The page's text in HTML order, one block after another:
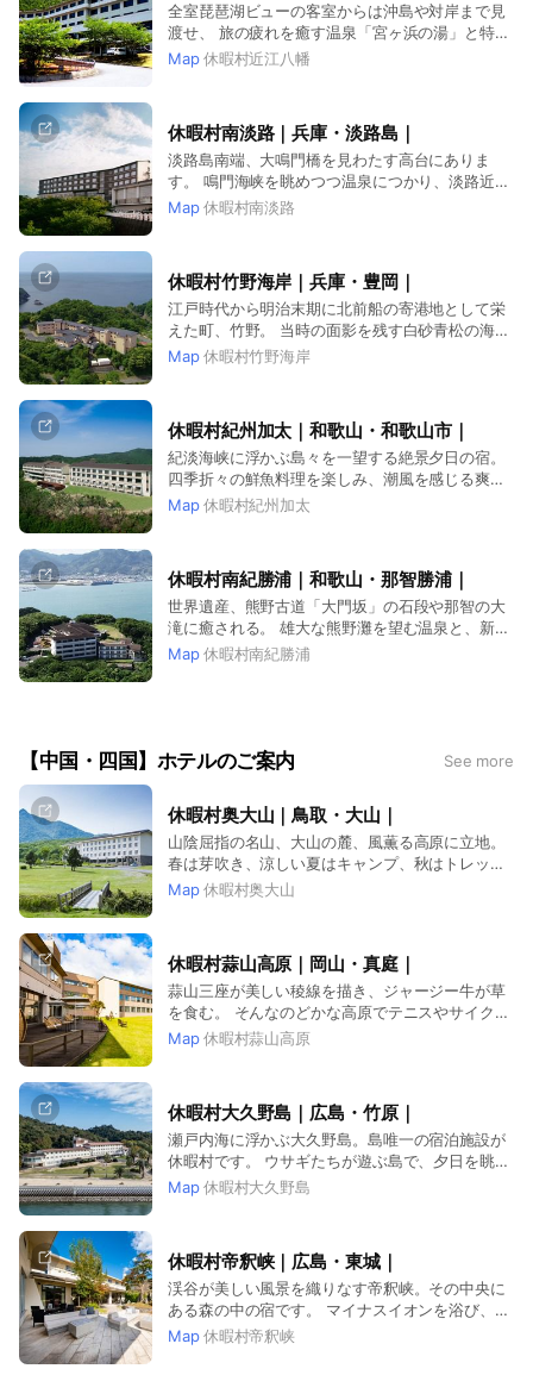
全室琵琶湖ビューの客室からは沖島や対岸まで見
渡せ、 旅の疲れを癒す温泉「宮ヶ浜の湯」と特産
のブランド牛「近江牛」が非日常へといざないま
Map 休暇村近江八幡
休暇村南淡路｜兵庫・淡路島｜
淡路島南端、大鳴門橋を見わたす高台にありま
す。 鳴門海峡を眺めつつ温泉につかり、淡路近海
の新鮮な旬の魚介を味わいつくす。
Map 休暇村南淡路
休暇村竹野海岸｜兵庫・豊岡｜
江戸時代から明治末期に北前船の寄港地として栄
えた町、竹野。 当時の面影を残す白砂青松の海岸
は、今も訪れる人を魅了します。
Map 休暇村竹野海岸
休暇村紀州加太｜和歌山・和歌山市｜
紀淡海峡に浮かぶ島々を一望する絶景夕日の宿。
四季折々の鮮魚料理を楽しみ、潮風を感じる爽や
かなひと時をお過ごしください。
Map 休暇村紀州加太
休暇村南紀勝浦｜和歌山・那智勝浦｜
世界遺産、熊野古道「大門坂」の石段や那智の大
滝に癒される。 雄大な熊野灘を望む温泉と、新鮮
な海や山の幸で至福の一時を。
Map 休暇村南紀勝浦
【中国・四国】ホテルのご案内 See more
休暇村奥大山｜鳥取・大山｜
山陰屈指の名山、大山の麓、風薫る高原に立地。
春は芽吹き、涼しい夏はキャンプ、秋はトレッキ
ング、冬はスキーを楽しめます。
Map 休暇村奥大山
休暇村蒜山高原｜岡山・真庭｜
蒜山三座が美しい稜線を描き、ジャージー牛が草
を食む。 そんなのどかな高原でテニスやサイクリ
ングと温泉をお楽しみください。
Map 休暇村蒜山高原
休暇村大久野島｜広島・竹原｜
瀬戸内海に浮かぶ大久野島。島唯一の宿泊施設が
休暇村です。 ウサギたちが遊ぶ島で、夕日を眺め
ながら温泉につかり、海の幸を堪能。
Map 休暇村大久野島
休暇村帝釈峡｜広島・東城｜
渓谷が美しい風景を織りなす帝釈峡。その中央に
ある森の中の宿です。 マイナスイオンを浴び、山
菜やキノコなど里山の恵みも堪能。
Map 休暇村帝釈峡